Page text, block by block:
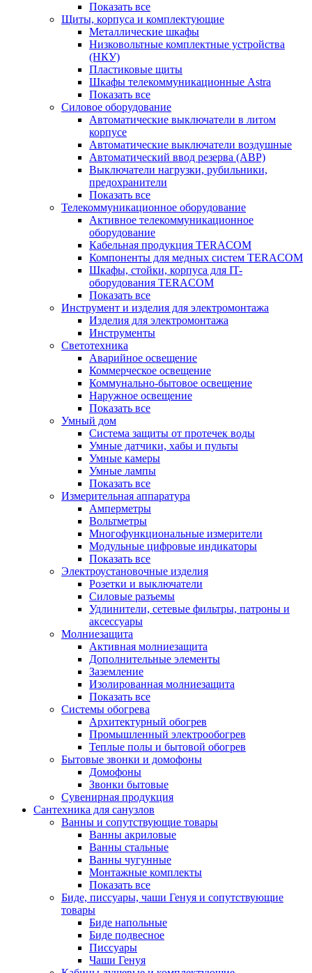
Показать все
Щиты, корпуса и комплектующие
Металлические шкафы
Низковольтные комплектные устройства
(НКУ)
Пластиковые щиты
Шкафы телекоммуникационные Astra
Показать все
Силовое оборудование
Автоматические выключатели в литом
корпусе
Автоматические выключатели воздушные
Автоматический ввод резерва (АВР)
Выключатели нагрузки, рубильники,
предохранители
Показать все
Телекоммуникационное оборудование
Активное телекоммуникационное
оборудование
Кабельная продукция TERACOM
Компоненты для медных систем TERACOM
Шкафы, стойки, корпуса для IT-
оборудования TERACOM
Показать все
Инструмент и изделия для электромонтажа
Изделия для электромонтажа
Инструменты
Светотехника
Аварийное освещение
Коммерческое освещение
Коммунально-бытовое освещение
Наружное освещение
Показать все
Умный дом
Система защиты от протечек воды
Умные датчики, хабы и пульты
Умные камеры
Умные лампы
Показать все
Измерительная аппаратура
Амперметры
Вольтметры
Многофункциональные измерители
Модульные цифровые индикаторы
Показать все
Электроустановочные изделия
Розетки и выключатели
Силовые разъемы
Удлинители, сетевые фильтры, патроны и
аксессуары
Молниезащита
Активная молниезащита
Дополнительные элементы
Заземление
Изолированная молниезащита
Показать все
Системы обогрева
Архитектурный обогрев
Промышленный электрообогрев
Теплые полы и бытовой обогрев
Бытовые звонки и домофоны
Домофоны
Звонки бытовые
Сувенирная продукция
Сантехника для санузлов
Ванны и сопутствующие товары
Ванны акриловые
Ванны стальные
Ванны чугунные
Монтажные комплекты
Показать все
Биде, писсуары, чаши Генуя и сопутствующие
товары
Биде напольные
Биде подвесное
Писсуары
Чаши Генуя